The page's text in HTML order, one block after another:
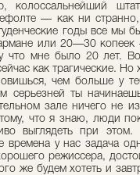
колоссальнейший
— как ни
годы все мы
или 20—30
что мне было 20 лет.
как трагические.
чем больше у
серьезней ты
зале ничего не
что я знаю, люди
выглядеть при этом.
времена у нас задача
режиссера,
же будем хотеть и